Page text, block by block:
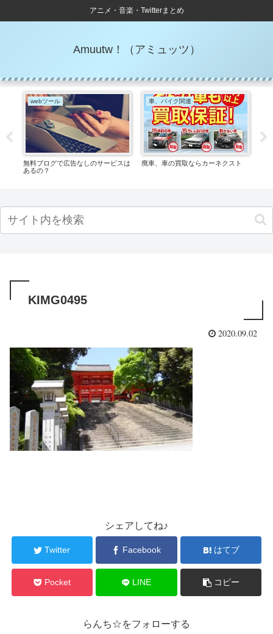
アニメ・音楽・Twitterまとめ
Amuutw！（アミュッツ）
webツール
無料ブログで広告なしのサービスは
あるの？
車、バイク関連
廃車、車の買取ならカーネクスト
KIMG0495
2020.09.02
シェアしてね♪
Twitter Facebook はてブ
Pocket LINE コピー
らんち☆をフォローする